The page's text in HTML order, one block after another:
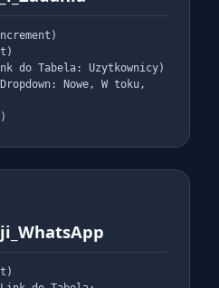
do Tabela: Uzytkownicy)
Nowe, W toku,